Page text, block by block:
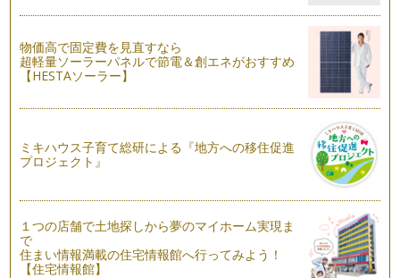
キッズクッキング☆真夏のおもてなし手まり寿司☆
もうすぐ夏休みですね。夏休みになると、お友だちや親せきと
の集まる機会が増えますよね。そんな…
キッズクッキング テーマは『七夕』☆
今月は、夏野菜を主役にして、『七夕』をテーマにキッズクッ
キングを開催しました。七…
【夏】ママのためのサビ落としレシピ♪
茄子に含まれている成分は、約94％が水分と言われていま
そろそろ夏野菜が旬を迎えます。
6月になると、夏野菜（初夏野菜）が旬を迎えます。どんな野
菜があるかというと・・・枝豆・トマ…
物価高で固定費を見直すなら
超軽量ソーラーパネルで節電＆創エネがおすすめ
【HESTAソーラー】
ミキハウス子育て総研による『地方への移住促進
プロジェクト』
１つの店舗で土地探しから夢のマイホーム実現ま
で
住まい情報満載の住宅情報館へ行ってみよう！
【住宅情報館】